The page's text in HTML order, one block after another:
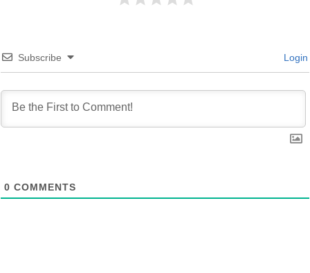
Subscribe Login
0 COMMENTS